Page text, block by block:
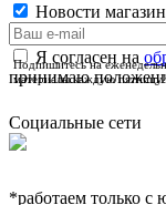
Новости
Я согласен на
принимаю
Подпишитесь на
материалы каждую пятницу!
Социальные сети
*работаем только